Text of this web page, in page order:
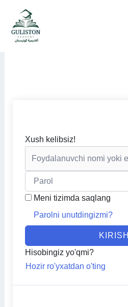
content
Xush kelibsiz!
Meni tizimda saqlang
Parolni unutdingizmi?
KIRISH
Hisobingiz yo'qmi?
Hozir ro'yxatdan o'ting